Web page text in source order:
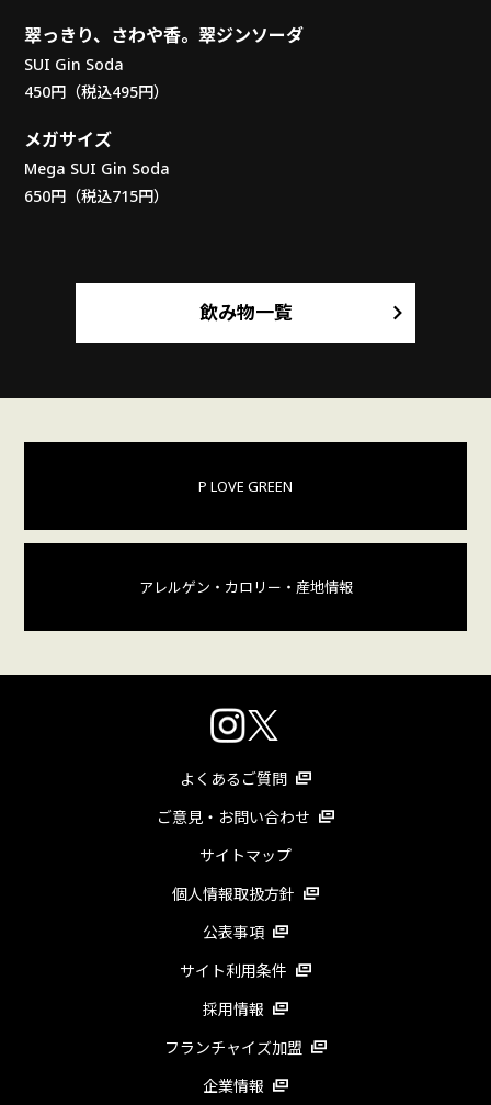
翠っきり、さわや香。翠ジンソーダ
SUI Gin Soda
450円（税込495円）
メガサイズ
Mega SUI Gin Soda
650円（税込715円）
飲み物一覧
P LOVE GREEN
アレルゲン・カロリー ・産地情報
よくあるご質問
ご意見・お問い合わせ
サイトマップ
個人情報取扱方針
公表事項
サイト利用条件
採用情報
フランチャイズ加盟
企業情報